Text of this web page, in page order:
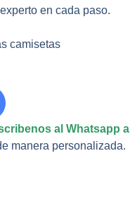
en cada paso.
camisetas
al Whatsapp al
manera personalizada.